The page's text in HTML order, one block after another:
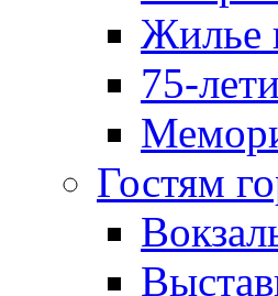
Жилье
75-
Гостям